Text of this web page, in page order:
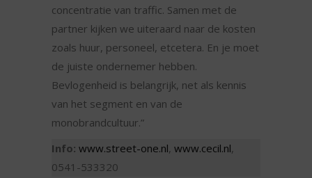
concentratie van traffic. Samen met de
partner kijken we uiteraard naar de kosten
zoals huur, personeel, etcetera. En je moet
de juiste ondernemer hebben.
Bevlogenheid is belangrijk, net als kennis
van het segment en van de
monobrandcultuur.”
Info: www.street-one.nl, www.cecil.nl,
0541-533320